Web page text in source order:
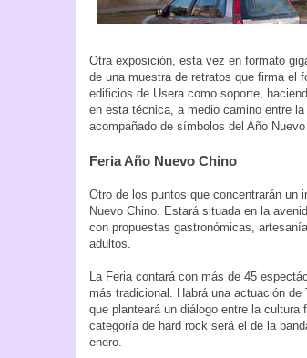
Otra exposición, esta vez en formato
de una muestra de retratos que firma el
edificios de Usera como soporte,
en esta técnica, a medio camino entre
acompañado de símbolos del Año Nuevo
Feria Año Nuevo Chino
Otro de los puntos que concentrarán un
Nuevo Chino. Estará situada en la
con propuestas gastronómicas,
adultos.
La Feria contará con más de 45
más tradicional. Habrá una actuación
que planteará un diálogo entre la
categoría de hard rock será el de la
enero.